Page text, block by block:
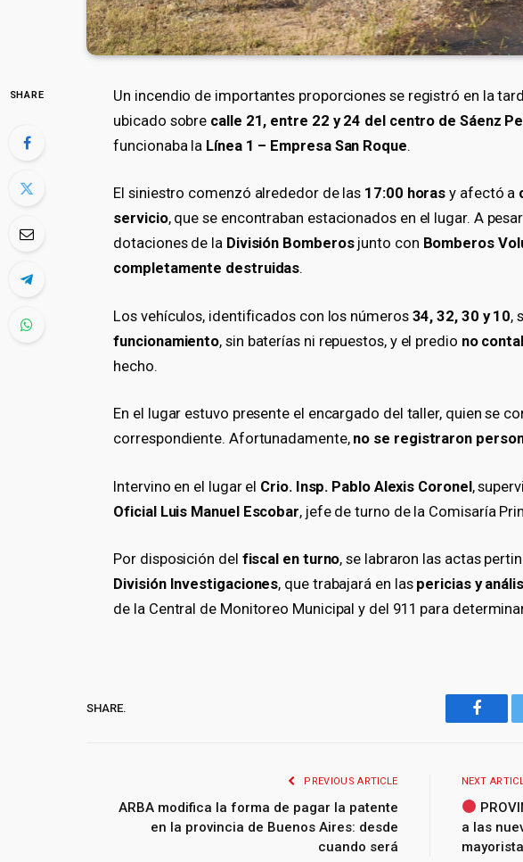
SHARE
Un incendio de importantes proporciones se registró en la
ubicado sobre calle 21, entre 22 y 24 del centro de Sáenz
funcionaba la Línea 1 – Empresa San Roque.
El siniestro comenzó alrededor de las 17:00 horas y afectó a
servicio, que se encontraban estacionados en el lugar. A
dotaciones de la División Bomberosjunto con Bomberos
completamente destruidas.
Los vehículos, identificados con los números 34, 32, 30 y 10,
funcionamiento, sin baterías ni repuestos, y el predio no
hecho.
En el lugar estuvo presente el encargado del taller, quien se
correspondiente. Afortunadamente, no se registraron
Intervino en el lugar el Crio. Insp. Pablo Alexis Coronel,
Oficial Luis Manuel Escobar, jefe de turno de la Comisaría
Por disposición del fiscal en turno, se labraron las actas
División Investigaciones, que trabajará en las pericias y
de la Central de Monitoreo Municipal y del 911 para
SHARE.
PREVIOUS ARTICLE
ARBA modifica la forma de pagar la patente
en la provincia de Buenos Aires: desde
cuando será
NEXT
a las